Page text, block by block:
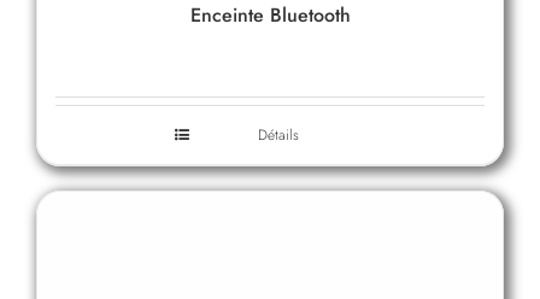
Enceinte Bluetooth
Détails